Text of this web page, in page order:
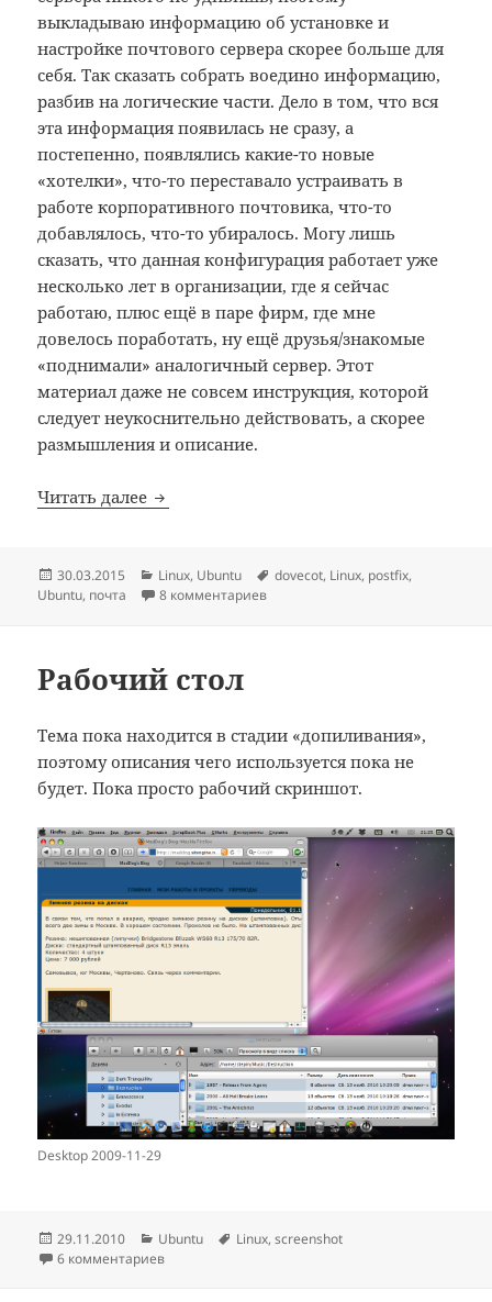
выкладываю информацию об установке и
настройке почтового сервера скорее больше для
себя. Так сказать собрать воедино информацию,
разбив на логические части. Дело в том, что вся
эта информация появилась не сразу, а
постепенно, появлялись какие-то новые
«хотелки», что-то переставало устраивать в
работе корпоративного почтовика, что-то
добавлялось, что-то убиралось. Могу лишь
сказать, что данная конфигурация работает уже
несколько лет в организации, где я сейчас
работаю, плюс ещё в паре фирм, где мне
довелось поработать, ну ещё друзья/знакомые
«поднимали» аналогичный сервер. Этот
материал даже не совсем инструкция, которой
следует неукоснительно действовать, а скорее
размышления и описание.
Читать далее Устанавливаем почтовый сервер. Часть
Опубликовано
30.03.2015 Рубрики
Linux, Ubuntu Метки
dovecot, Linux, postfix,
Ubuntu, почта 8 комментариев
Рабочий стол
Тема пока находится в стадии «допиливания»,
поэтому описания чего используется пока не
будет. Пока просто рабочий скриншот.
Desktop 2009-11-29
Опубликовано
29.11.2010 Рубрики
Ubuntu Метки
Linux,screenshot
6 комментариев